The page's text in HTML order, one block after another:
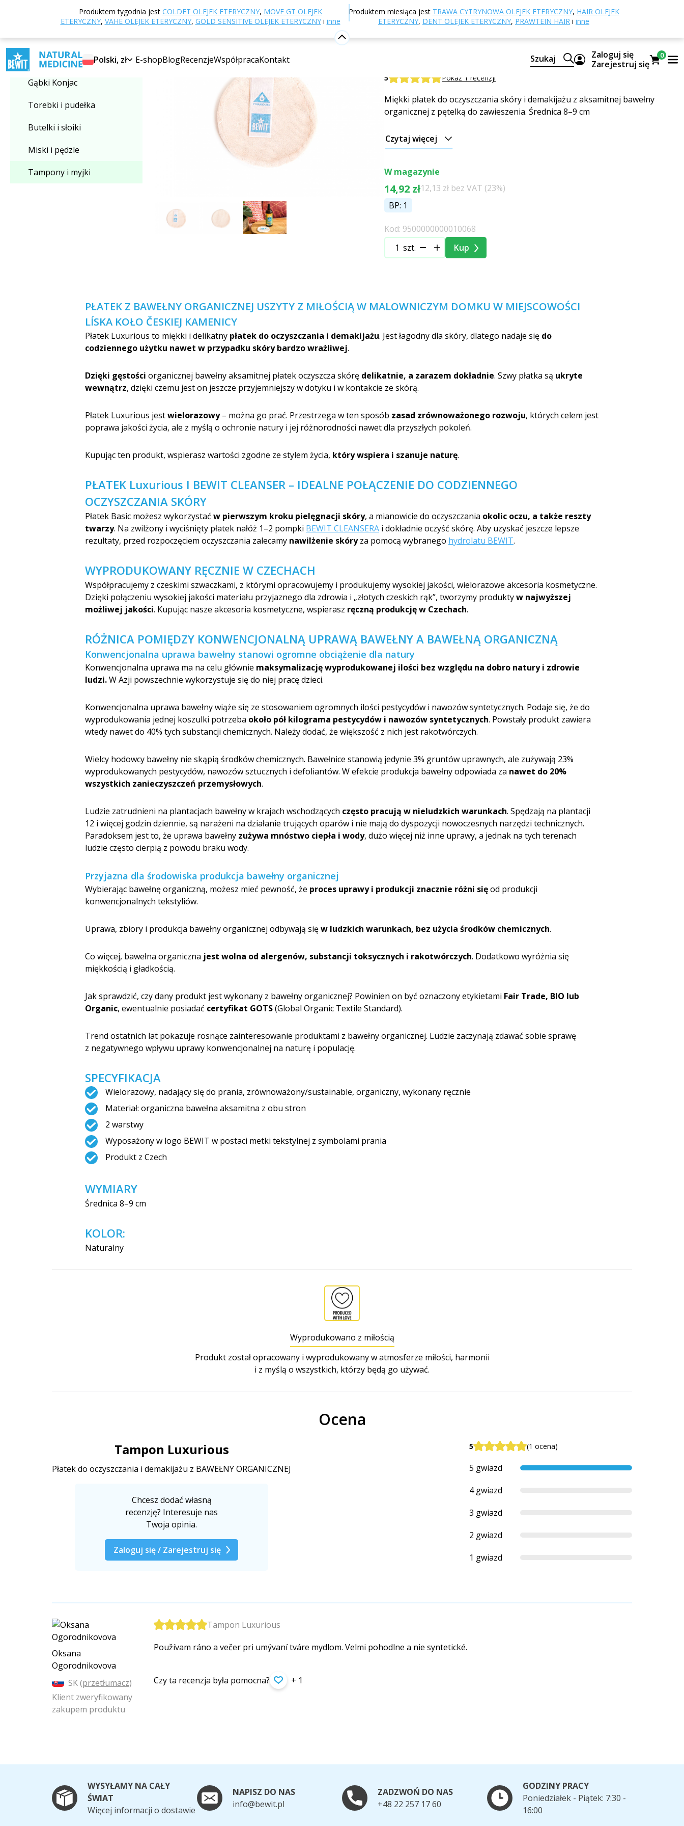
Produktem tygodnia jest COLDET OLEJEK ETERYCZNY, MOVE GT OLEJEK
ETERYCZNY, VAHE OLEJEK ETERYCZNY, GOLD SENSITIVE OLEJEK ETERYCZNYi inne
Produktem miesiąca jest TRAWA CYTRYNOWA OLEJEK ETERYCZNY, HAIR OLEJEK
ETERYCZNY, DENT OLEJEK ETERYCZNY, PRAWTEIN HAIR i inne
Polski, zł E-shopBlogRecenzjeWspółpracaKontakt Szukaj
Zaloguj się
Zarejestruj się
0
Wybierz kategorię
Tampony i myjki
Gąbki Konjac
Torebki i pudełka
Butelki i słoiki
Miski i pędzle
Tampony i myjki
Strona główna E-shop Naturalne kosmetyki Akcesoria kosmetyczne Tampony i myjki Tampon Luxurious
Tampon Luxurious
Płatek do oczyszczania i demakijażu z BAWEŁNY ORGANICZNEJ
5 Pokaż 1 recenzji
Miękki płatek do oczyszczania skóry i demakijażu z aksamitnej bawełny
organicznej z pętelką do zawieszenia. Średnica 8–9 cm
Czytaj więcej
W magazynie
14,92 zł12,13 zł bez VAT (23%)
BP: 1
Kod: 9500000000010068
szt.
Kup
PŁATEK Z BAWEŁNY ORGANICZNEJ USZYTY Z MIŁOŚCIĄ W MALOWNICZYM DOMKU W MIEJSCOWOŚCI
LÍSKA KOŁO ČESKIEJ KAMENICY
Płatek Luxurious to miękki i delikatny płatek do oczyszczania i demakijażu. Jest łagodny dla skóry, dlatego nadaje się do
codziennego użytku nawet w przypadku skóry bardzo wrażliwej.
Dzięki gęstości organicznej bawełny aksamitnej płatek oczyszcza skórę delikatnie, a zarazem dokładnie. Szwy płatka są ukryte
wewnątrz, dzięki czemu jest on jeszcze przyjemniejszy w dotyku i w kontakcie ze skórą.
Płatek Luxurious jestwielorazowy– można go prać. Przestrzega w ten sposób zasad zrównoważonego rozwoju, których celem jest
poprawa jakości życia, ale z myślą o ochronie natury i jej różnorodności nawet dla przyszłych pokoleń.
Kupując ten produkt, wspierasz wartości zgodne ze stylem życia, który wspiera i szanuje naturę.
PŁATEK Luxurious I BEWIT CLEANSER – IDEALNE POŁĄCZENIE DO CODZIENNEGO
OCZYSZCZANIA SKÓRY
Płatek Basic możesz wykorzystać w pierwszym kroku pielęgnacji skóry, a mianowicie do oczyszczania okolic oczu, a także reszty
twarzy. Na zwilżony i wyciśnięty płatek nałóż 1–2 pompki BEWIT CLEANSERA i dokładnie oczyść skórę. Aby uzyskać jeszcze lepsze
rezultaty, przed rozpoczęciem oczyszczania zalecamy nawilżenie skóryza pomocą wybranego hydrolatu BEWIT.
WYPRODUKOWANY RĘCZNIE W CZECHACH
Współpracujemy z czeskimi szwaczkami, z którymi opracowujemy i produkujemy wysokiej jakości, wielorazowe akcesoria kosmetyczne.
Dzięki połączeniu wysokiej jakości materiału przyjaznego dla zdrowia i „złotych czeskich rąk”, tworzymy produktyw najwyższej
możliwej jakości. Kupując nasze akcesoria kosmetyczne, wspierasz ręczną produkcję w Czechach.
RÓŻNICA POMIĘDZY KONWENCJONALNĄ UPRAWĄ BAWEŁNY A BAWEŁNĄ ORGANICZNĄ
Konwencjonalna uprawa bawełny stanowi ogromne obciążenie dla natury
Konwencjonalna uprawa ma na celu głównie maksymalizację wyprodukowanej ilości bez względu na dobro natury i zdrowie
ludzi.W Azji powszechnie wykorzystuje się do niej pracę dzieci.
Konwencjonalna uprawa bawełny wiąże się ze stosowaniem ogromnych ilości pestycydów i nawozów syntetycznych. Podaje się, że do
wyprodukowania jednej koszulki potrzeba około pół kilograma pestycydów i nawozów syntetycznych. Powstały produkt zawiera
wtedy nawet do 40% tych substancji chemicznych. Należy dodać, że większość z nich jest rakotwórczych.
Wielcy hodowcy bawełny nie skąpią środków chemicznych. Bawełnice stanowią jedynie 3% gruntów uprawnych, ale zużywają 23%
wyprodukowanych pestycydów, nawozów sztucznych i defoliantów. W efekcie produkcja bawełny odpowiada za nawet do 20%
wszystkich zanieczyszczeń przemysłowych.
Ludzie zatrudnieni na plantacjach bawełny w krajach wschodzących często pracują w nieludzkich warunkach. Spędzają na plantacji
12 i więcej godzin dziennie, są narażeni na działanie trujących oparów i nie mają do dyspozycji nowoczesnych narzędzi technicznych.
Paradoksem jest to, że uprawa bawełny zużywa mnóstwo ciepła i wody, dużo więcej niż inne uprawy, a jednak na tych terenach
ludzie często cierpią z powodu braku wody.
Przyjazna dla środowiska produkcja bawełny organicznej
Wybierając bawełnę organiczną, możesz mieć pewność, że proces uprawy i produkcji znacznie różni sięod produkcji
konwencjonalnych tekstyliów.
Uprawa, zbiory i produkcja bawełny organicznej odbywają sięw ludzkich warunkach, bez użycia środków chemicznych.
Co więcej, bawełna organiczna jest wolna od alergenów, substancji toksycznych i rakotwórczych. Dodatkowo wyróżnia się
miękkością i gładkością.
Jak sprawdzić, czy dany produkt jest wykonany z bawełny organicznej? Powinien on być oznaczony etykietami Fair Trade, BIO lub
Organic, ewentualnie posiadać certyfikat GOTS(Global Organic Textile Standard).
Trend ostatnich lat pokazuje rosnące zainteresowanie produktami z bawełny organicznej. Ludzie zaczynają zdawać sobie sprawę
z negatywnego wpływu uprawy konwencjonalnej na naturę i populację.
SPECYFIKACJA
Wielorazowy, nadający się do prania, zrównoważony/sus­tainable, organiczny, wykonany ręcznie
Materiał: organiczna bawełna aksamitna z obu stron
2 warstwy
Wyposażony w logo BEWIT w postaci metki tekstylnej z symbolami prania
Produkt z Czech
WYMIARY
Średnica 8–9 cm
KOLOR:
Naturalny
Wyprodukowano z miłością
Produkt został opracowany i wyprodukowany w atmosferze miłości, harmonii
i z myślą o wszystkich, którzy będą go używać.
Ocena
Tampon Luxurious
Płatek do oczyszczania i demakijażu z BAWEŁNY ORGANICZNEJ
Chcesz dodać własną
recenzję? Interesuje nas
Twoja opinia.
Zaloguj się / Zarejestruj się
5 (1 ocena)
5 gwiazd
4 gwiazd
3 gwiazd
2 gwiazd
1 gwiazd
Oksana
Ogorodnikovova
SK (przetłumacz)
Klient zweryfikowany
zakupem produktu
Tampon Luxurious
Používam ráno a večer pri umývaní tváre mydlom. Velmi pohodlne a nie syntetické.
Czy ta recenzja była pomocna? + 1
WYSYŁAMY NA CAŁY
ŚWIAT
Więcej informacji o dostawie
NAPISZ DO NAS
info@bewit.pl
ZADZWOŃ DO NAS
+48 22 257 17 60
GODZINY PRACY
Poniedziałek - Piątek: 7:30 -
16:00